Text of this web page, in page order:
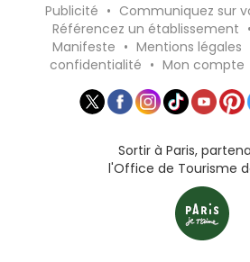
Publicité • Communiquez sur
Référencez un établissement •
Manifeste • Mentions légales
confidentialité • Mon compte
Sortir à Paris,
l'Office de Tourisme